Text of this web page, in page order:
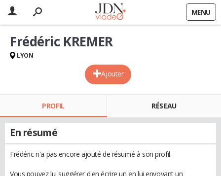
MENU
Ajouter
Frédéric KREMER
LYON
PROFIL RÉSEAU
En résumé
Frédéric n'a pas encore ajouté de résumé à son profil.
Vous pouvez lui suggérer d'en écrire un en lui envoyant un